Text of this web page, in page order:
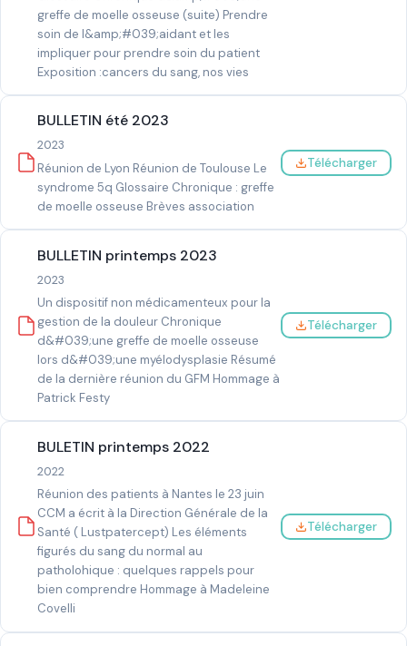
greffe de moelle osseuse (suite) Prendre
soin de l&amp;#039;aidant et les
impliquer pour prendre soin du patient
Exposition :cancers du sang, nos vies
BULLETIN été 2023
2023
Réunion de Lyon Réunion de Toulouse Le
syndrome 5q Glossaire Chronique : greffe
de moelle osseuse Brèves association
Télécharger
BULLETIN printemps 2023
2023
Un dispositif non médicamenteux pour la
gestion de la douleur Chronique
d&#039;une greffe de moelle osseuse
lors d&#039;une myélodysplasie Résumé
de la dernière réunion du GFM Hommage à
Patrick Festy
Télécharger
BULETIN printemps 2022
2022
Réunion des patients à Nantes le 23 juin
CCM a écrit à la Direction Générale de la
Santé ( Lustpatercept) Les éléments
figurés du sang du normal au
patholohique : quelques rappels pour
bien comprendre Hommage à Madeleine
Covelli
Télécharger